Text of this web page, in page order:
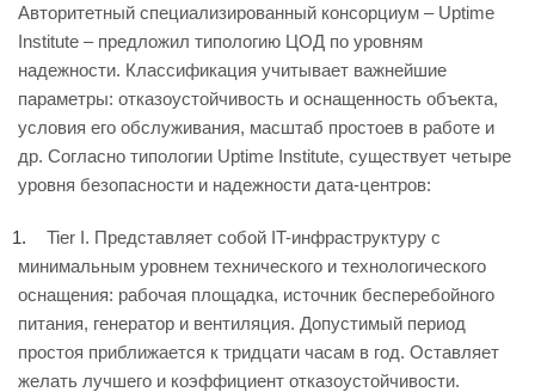
Авторитетный специализированный консорциум – Uptime
Institute – предложил типологию ЦОД по уровням
надежности. Классификация учитывает важнейшие
параметры: отказоустойчивость и оснащенность объекта,
условия его обслуживания, масштаб простоев в работе и
др. Согласно типологии Uptime Institute, существует четыре
уровня безопасности и надежности дата-центров:
Tier I. Представляет собой IT-инфраструктуру с
минимальным уровнем технического и технологического
оснащения: рабочая площадка, источник бесперебойного
питания, генератор и вентиляция. Допустимый период
простоя приближается к тридцати часам в год. Оставляет
желать лучшего и коэффициент отказоустойчивости.